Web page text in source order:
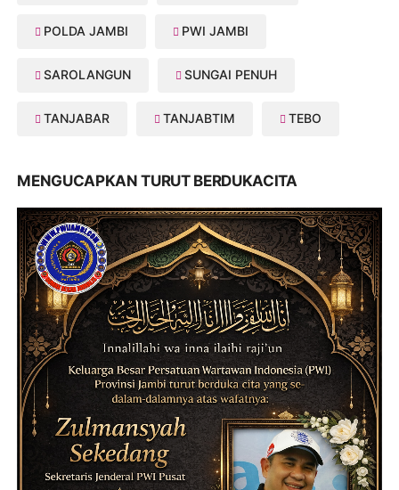
POLDA JAMBI PWI JAMBI
SAROLANGUN SUNGAI PENUH
TANJABAR TANJABTIM TEBO
MENGUCAPKAN TURUT BERDUKACITA